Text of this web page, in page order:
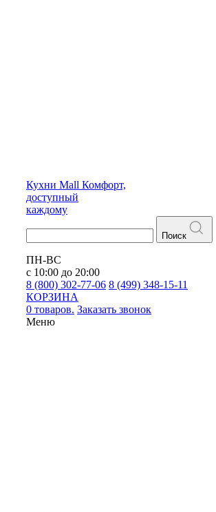
Кухни Mall Комфорт,
доступный
каждому
Поиск
ПН-ВС
с 10:00 до 20:00
8 (800) 302-77-06 8 (499) 348-15-11
КОРЗИНА
0 товаров. Заказать звонок
Меню